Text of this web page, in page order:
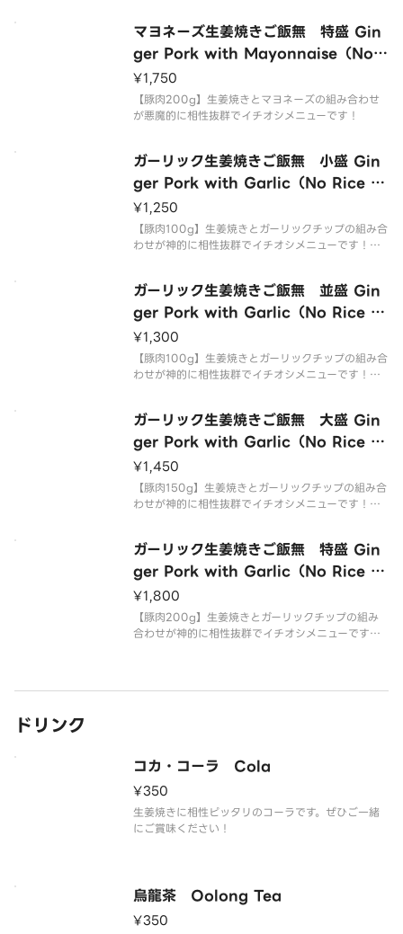
マヨネーズ生姜焼きご飯無 特盛 Gin
ger Pork with Mayonnaise（No
Rice Extra Large）
¥1,750
【豚肉200g】生姜焼きとマヨネーズの組み合わせ
が悪魔的に相性抜群でイチオシメニューです！
ガーリック生姜焼きご飯無 小盛 Gin
ger Pork with Garlic（No Rice S
mall）
¥1,250
【豚肉100g】生姜焼きとガーリックチップの組み合
わせが神的に相性抜群でイチオシメニューです！食
ガーリック生姜焼きご飯無 並盛 Gin
ger Pork with Garlic（No Rice R
egular）
¥1,300
【豚肉100g】生姜焼きとガーリックチップの組み合
わせが神的に相性抜群でイチオシメニューです！食
ガーリック生姜焼きご飯無 大盛 Gin
ger Pork with Garlic（No Rice L
arge）
¥1,450
【豚肉150g】生姜焼きとガーリックチップの組み合
わせが神的に相性抜群でイチオシメニューです！食
ガーリック生姜焼きご飯無 特盛 Gin
ger Pork with Garlic（No Rice E
xtra Large）
¥1,800
【豚肉200g】生姜焼きとガーリックチップの組み
合わせが神的に相性抜群でイチオシメニューです！
ドリンク
コカ・コーラ Cola
¥350
生姜焼きに相性ピッタリのコーラです。ぜひご一緒
にご賞味ください！
烏龍茶 Oolong Tea
¥350